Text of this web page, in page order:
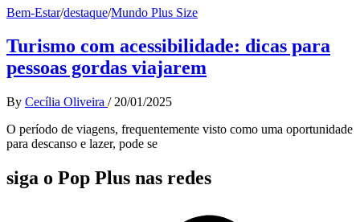
Bem-Estar/destaque/Mundo Plus Size
Turismo com acessibilidade: dicas para
pessoas gordas viajarem
By Cecília Oliveira / 20/01/2025
O período de viagens, frequentemente visto como uma oportunidade
para descanso e lazer, pode se
siga o Pop Plus nas redes